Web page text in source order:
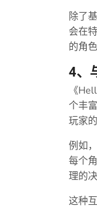
除了
会在
的角
4、
《
个丰
玩家
例如
每个
理的
这种